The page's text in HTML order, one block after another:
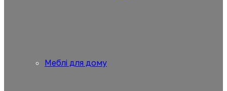
Меблі для дому